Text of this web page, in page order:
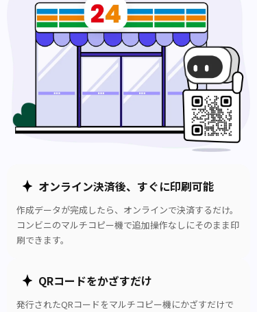
オンライン決済後、すぐに印刷可能
作成データが完成したら、オンラインで決済するだけ。
コンビニのマルチコピー機で追加操作なしにそのまま印
刷できます。
QRコードをかざすだけ
発行されたQRコードをマルチコピー機にかざすだけで